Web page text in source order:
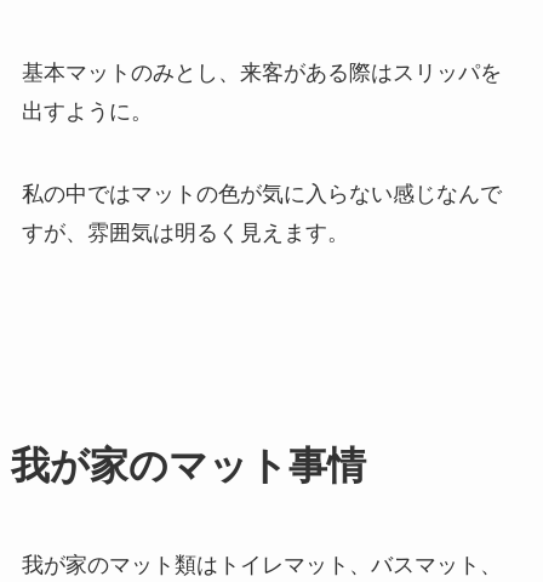
基本マットのみとし、来客がある際はスリッパを
出すように。
私の中ではマットの色が気に入らない感じなんで
すが、雰囲気は明るく見えます。
我が家のマット事情
我が家のマット類はトイレマット、バスマット、